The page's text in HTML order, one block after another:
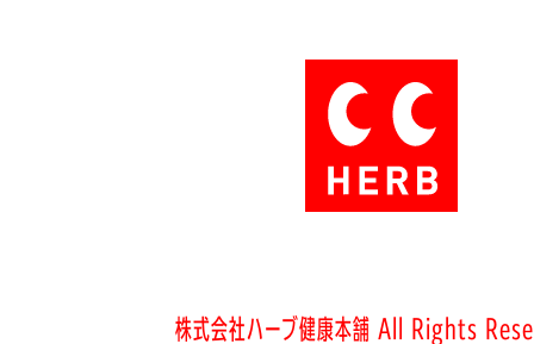
株式会社ハーブ健康本舗 All Rights